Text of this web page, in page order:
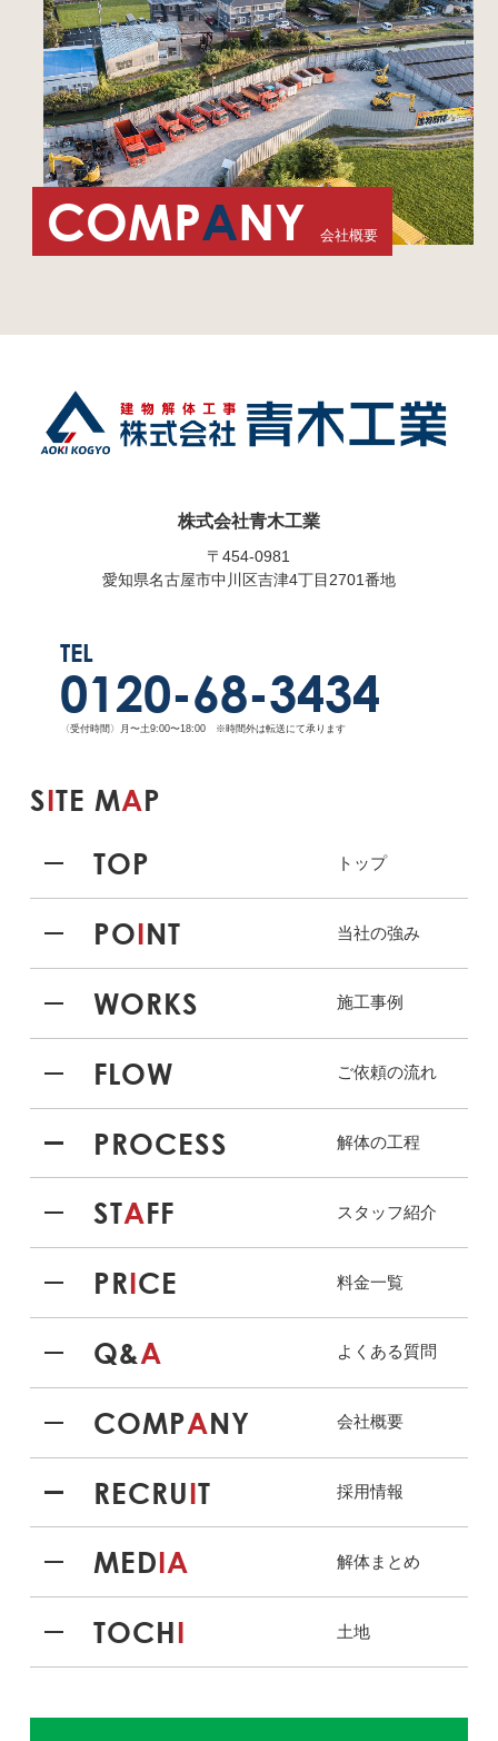
COMPANY 会社概要
株式会社青木工業
〒454-0981
愛知県名古屋市中川区吉津4丁目2701番地
TEL
0120-68-3434
〈受付時間〉月〜土9:00〜18:00 ※時間外は転送にて承ります
SITE MAP
TOP
トップ
POINT 当社の強み
WORKS 施工事例
FLOW ご依頼の流れ
PROCESS 解体の工程
STAFF スタッフ紹介
PRICE 料金一覧
Q&A よくある質問
COMPANY 会社概要
RECRUIT 採用情報
MEDIA 解体まとめ
TOCHI 土地